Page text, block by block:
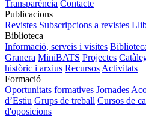
Transparència Contacte
Publicacions
Revistes Subscripcions a revistes
Biblioteca
Informació, serveis i visites
Granera MiniBATS Projectes
històric i arxius Recursos Activitats
Formació
Oportunitats formatives Jornades
d’Estiu Grups de treball Cursos de
d'oposicions